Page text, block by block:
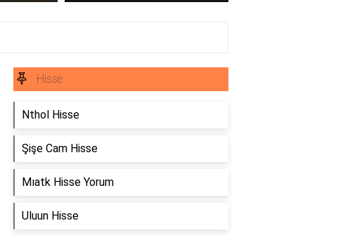
Hisse
Nthol Hisse
Şişe Cam Hisse
Mıatk Hisse Yorum
Uluun Hisse